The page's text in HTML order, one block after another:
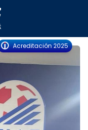
Acreditación 2025